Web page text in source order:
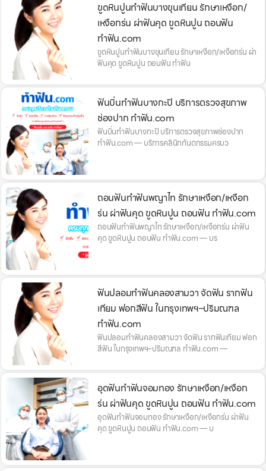
ขูดหินปูนทำฟันบางขุนเทียน รักษาเหงือก/
เหงือกร่น ผ่าฟันคุด ขูดหินปูน ถอนฟัน
ทำฟัน.com
ขูดหินปูนทำฟันบางขุนเทียน รักษาเหงือก/เหงือกร่น ผ่า
ฟันคุด ขูดหินปูน ถอนฟัน ทำฟัน
ฟันบิ่นทำฟันบางกะปิ บริการตรวจสุขภาพ
ช่องปาก ทำฟัน.com
ฟันบิ่นทำฟันบางกะปิ บริการตรวจสุขภาพช่องปาก
ทำฟัน.com — บริการคลินิกทันตกรรมครบว
ถอนฟันทำฟันพญาไท รักษาเหงือก/เหงือก
ร่น ผ่าฟันคุด ขูดหินปูน ถอนฟัน ทำฟัน.com
ถอนฟันทำฟันพญาไท รักษาเหงือก/เหงือกร่น ผ่าฟัน
คุด ขูดหินปูน ถอนฟัน ทำฟัน.com — บร
ฟันปลอมทำฟันคลองสามวา จัดฟัน รากฟัน
เทียม ฟอกสีฟัน ในกรุงเทพฯ–ปริมณฑล
ทำฟัน.com
ฟันปลอมทำฟันคลองสามวา จัดฟัน รากฟันเทียม ฟอก
สีฟัน ในกรุงเทพฯ–ปริมณฑล ทำฟัน.com —
อุดฟันทำฟันจอมทอง รักษาเหงือก/เหงือก
ร่น ผ่าฟันคุด ขูดหินปูน ถอนฟัน ทำฟัน.com
อุดฟันทำฟันจอมทอง รักษาเหงือก/เหงือกร่น ผ่าฟัน
คุด ขูดหินปูน ถอนฟัน ทำฟัน.com — บ